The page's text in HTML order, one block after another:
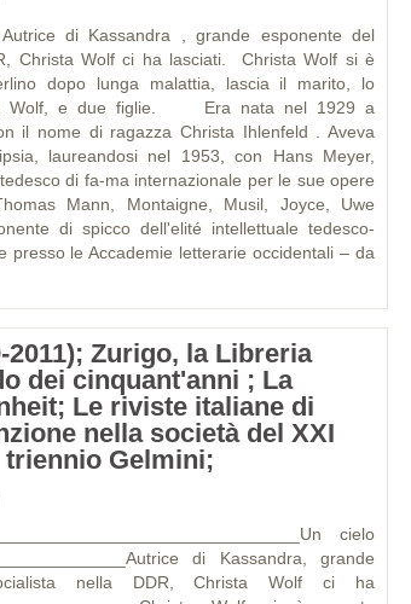
di Kassandra , grande esponente del
Christa Wolf ci ha lasciati. Christa Wolf si è
dopo lunga malattia, lascia il marito, lo
Wolf, e due figlie. Era nata nel 1929 a
il nome di ragazza Christa Ihlenfeld . Aveva
laureandosi nel 1953, con Hans Meyer,
di fa-ma internazionale per le sue opere
Mann, Montaigne, Musil, Joyce, Uwe
di spicco dell'elité intellettuale tedesco-
presso le Accademie letterarie occidentali – da
2011); Zurigo, la Libreria
dei cinquant'anni ; La
Le riviste italiane di
nella società del XXI
Gelmini;
cielo
di Kassandra, grande
nella DDR, Christa Wolf ci ha